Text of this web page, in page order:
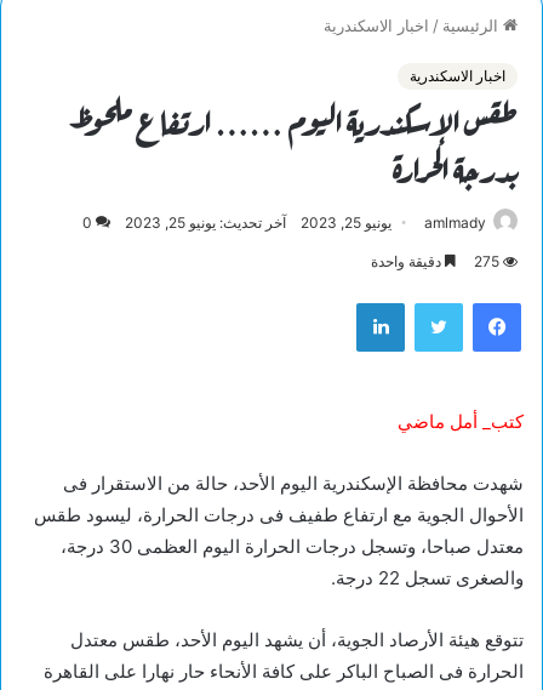
الرئيسية / اخبار الاسكندرية
اخبار الاسكندرية
طقس الإسكندرية اليوم …… ارتفاع ملحوظ
بدرجة الحرارة
amlmady يونيو 25, 2023 آخر تحديث: يونيو 25, 2023 0
275 دقيقة واحدة
فيسبوك تويتر لينكدإن
كتب_ أمل ماضي
شهدت محافظة الإسكندرية اليوم الأحد، حالة من الاستقرار فى
الأحوال الجوية مع ارتفاع طفيف فى درجات الحرارة، ليسود طقس
معتدل صباحا، وتسجل درجات الحرارة اليوم العظمى 30 درجة،
والصغرى تسجل 22 درجة.
تتوقع هيئة الأرصاد الجوية، أن يشهد اليوم الأحد، طقس معتدل
الحرارة فى الصباح الباكر على كافة الأنحاء حار نهارا على القاهرة